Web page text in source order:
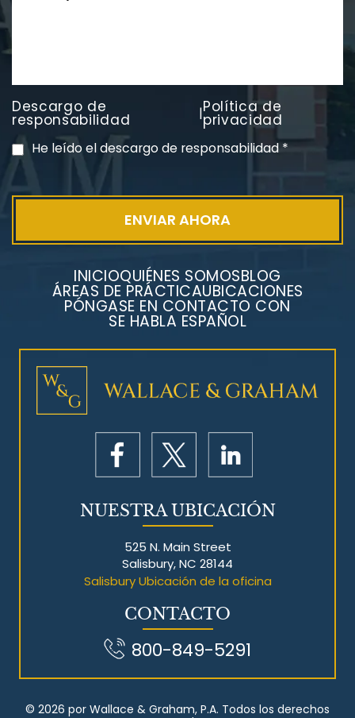
PVC Cloruro de polivinilo
Exposición
Descargo de
responsabilidad |Política de
privacidad
He leído el descargo de responsabilidad*
INICIOQUIÉNES SOMOSBLOG
ÁREAS DE PRÁCTICAUBICACIONES
PÓNGASE EN CONTACTO CON
SE HABLA ESPAÑOL
NUESTRA UBICACIÓN
525 N. Main Street
Salisbury, NC 28144
Salisbury Ubicación de la oficina
CONTACTO
800-849-5291
© 2026 por Wallace & Graham, P.A. Todos los derechos